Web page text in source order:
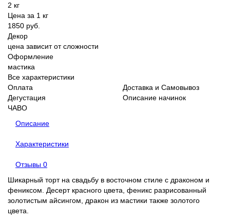
2 кг
Цена за 1 кг
1850 руб.
Декор
цена зависит от сложности
Оформление
мастика
Все характеристики
Оплата
Доставка и Самовывоз
Дегустация
Описание начинок
ЧАВО
Описание
Характеристики
Отзывы 0
Шикарный торт на свадьбу в восточном стиле с драконом и
фениксом. Десерт красного цвета, феникс разрисованный
золотистым айсингом, дракон из мастики также золотого
цвета.